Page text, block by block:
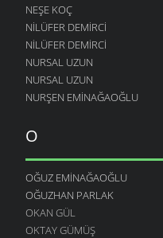
NEŞE KOÇ
NILÜFER DEMIRCI
NILÜFER DEMIRCI
NURSAL UZUN
NURSAL UZUN
NURŞEN EMINAĞAOĞLU
O
OĞUZ EMINAĞAOĞLU
OĞUZHAN PARLAK
OKAN GÜL
OKTAY GÜMÜŞ